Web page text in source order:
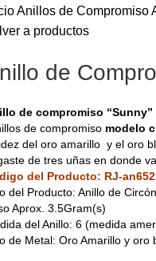
Anillos de Compromiso
a productos
de
de compromiso “Sunny”
de compromiso modelo
del oro amarillo y el oro
de tres uñas en donde
del Producto: RJ-
del Producto: Anillo de
Aprox. 3.5Gram(s)
del Anillo: 6 (medida
de Metal: Oro Amarillo y oro